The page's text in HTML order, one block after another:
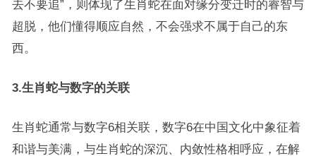
去不要追”，则体现了生肖蛇在面对缘分变迁时的睿智与
超脱，他们懂得顺应自然，不会强求不属于自己的东
西。
3.生肖蛇与数字的关联
生肖蛇通常与数字6相关联，数字6在中国文化中象征着
和谐与美满，与生肖蛇的深沉、内敛性格相呼应，在解